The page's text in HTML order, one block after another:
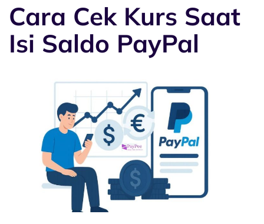
Cara Cek Kurs Saat
Isi Saldo PayPal